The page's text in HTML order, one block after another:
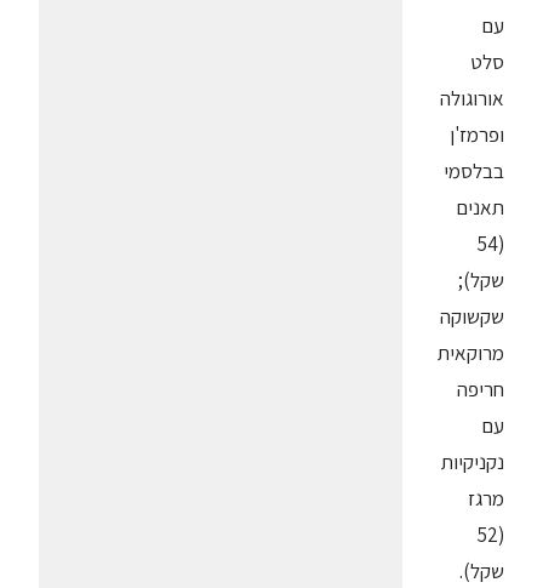
עם
סלט
אורוגולה
ופרמז'ן
בבלסמי
תאנים
(54
שקל);
שקשוקה
מרוקאית
חריפה
עם
נקניקיות
מרגז
(52
שקל).